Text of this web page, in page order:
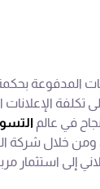
المدفوعة
تكلفة
في عالم
ومن خلال شركة
إلى استثمار